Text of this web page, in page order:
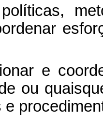
e
ou
e